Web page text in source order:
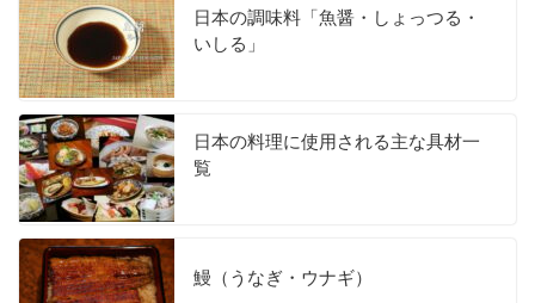
日本の調味料「魚醤・しょっつる・
いしる」
日本の料理に使用される主な具材一
覧
鰻（うなぎ・ウナギ）